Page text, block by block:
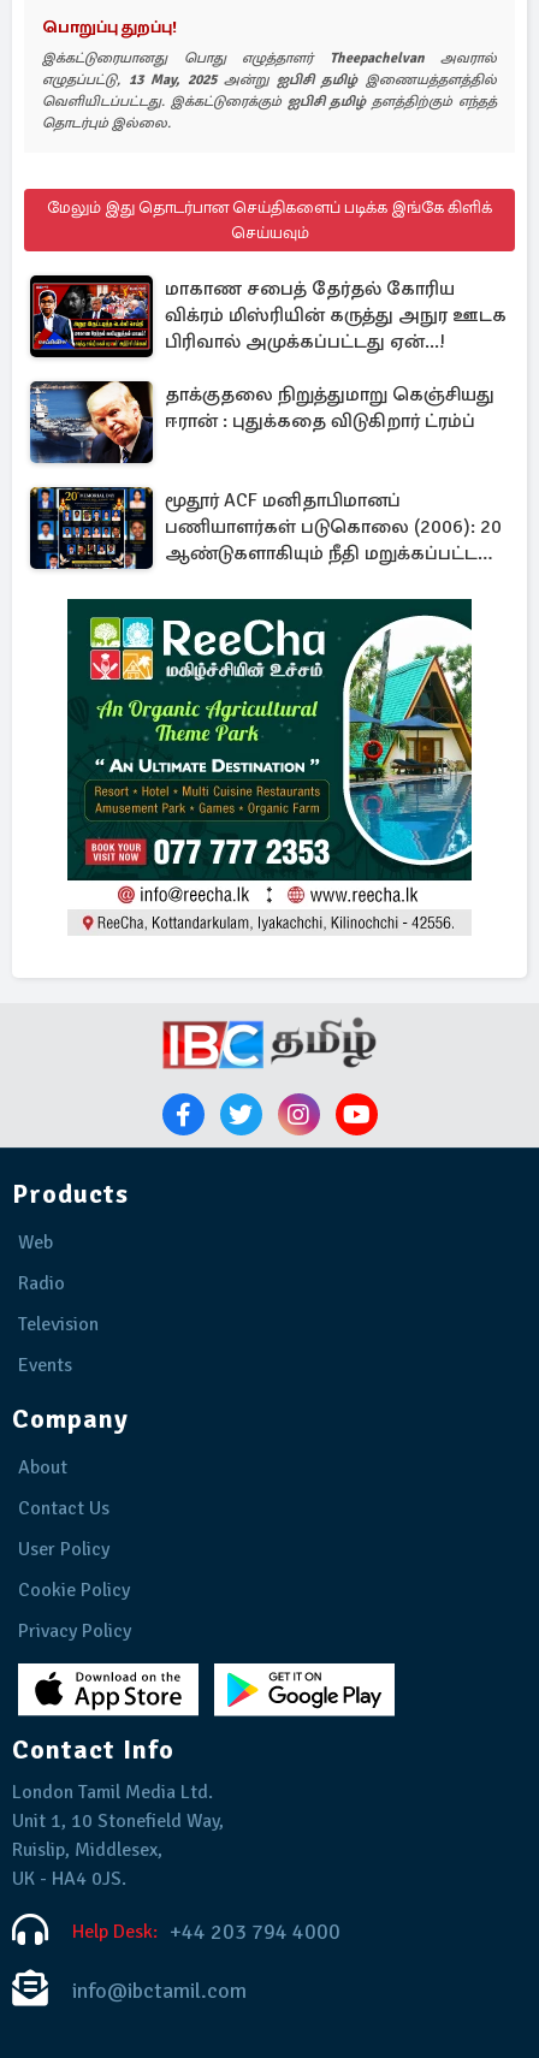
பொறுப்பு துறப்பு!
இக்கட்டுரையானது பொது எழுத்தாளர் Theepachelvanஅவரால்
எழுதப்பட்டு, 13 May, 2025அன்று ஐபிசி தமிழ்இணையத்தளத்தில்
வெளியிடப்பட்டது. இக்கட்டுரைக்கும் ஐபிசி தமிழ்தளத்திற்கும் எந்தத்
தொடர்பும் இல்லை.
மேலும் இது தொடர்பான செய்திகளைப் படிக்க இங்கே கிளிக்
செய்யவும்
மாகாண சபைத் தேர்தல் கோரிய
விக்ரம் மிஸ்ரியின் கருத்து அநுர ஊடக
பிரிவால் அமுக்கப்பட்டது ஏன்...!
தாக்குதலை நிறுத்துமாறு கெஞ்சியது
ஈரான் : புதுக்கதை விடுகிறார் ட்ரம்ப்
மூதூர் ACF மனிதாபிமானப்
பணியாளர்கள் படுகொலை (2006): 20
ஆண்டுகளாகியும் நீதி மறுக்கப்பட்ட
Products
Web
Radio
Television
Events
Company
About
Contact Us
User Policy
Cookie Policy
Privacy Policy
Contact Info
London Tamil Media Ltd.
Unit 1, 10 Stonefield Way,
Ruislip, Middlesex,
UK - HA4 0JS.
Help Desk: +44 203 794 4000
info@ibctamil.com